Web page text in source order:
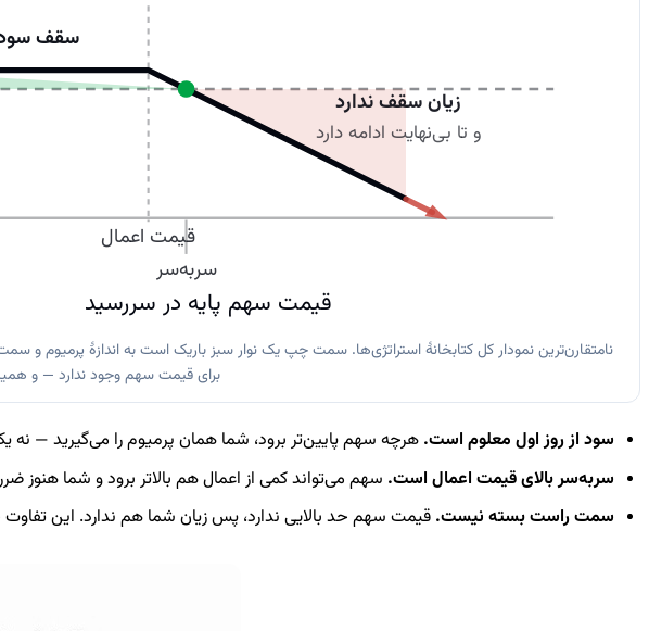
قیمت سهم پایه در سررسید
سقف سود
زیان سقف ندارد
و تا بی‌نهایت ادامه دارد
قیمت اعمال
سربه‌سر
نامتقارن‌ترین نمودار کل کتابخانهٔ استراتژی‌ها. سمت چپ یک نوار سبز باریک است به اندازهٔ
برای قیمت سهم وجود ندارد — و
سود از روز اول معلوم است. هرچه سهم پایین‌تر برود، شما همان پرمیوم را می‌گیرید —
سربه‌سر بالای قیمت اعمال است. سهم می‌تواند کمی از اعمال هم بالاتر برود و شما هنوز
سمت راست بسته نیست. قیمت سهم حد بالایی ندارد، پس زیان شما هم ندارد. این تفاوت